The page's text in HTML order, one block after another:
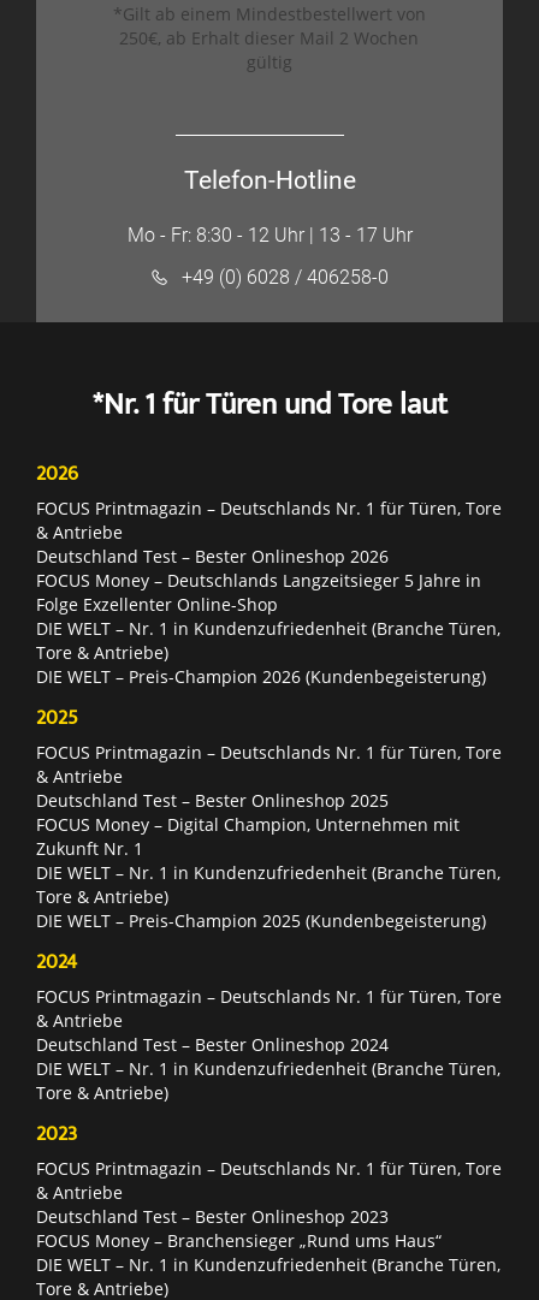
*Gilt ab einem Mindestbestellwert von
250€, ab Erhalt dieser Mail 2 Wochen
gültig
Telefon-Hotline
Mo - Fr: 8:30 - 12 Uhr | 13 - 17 Uhr
+49 (0) 6028 / 406258-0
*Nr. 1 für Türen und Tore laut
2026
FOCUS Printmagazin – Deutschlands Nr. 1 für Türen, Tore
& Antriebe
Deutschland Test – Bester Onlineshop 2026
FOCUS Money – Deutschlands Langzeitsieger 5 Jahre in
Folge Exzellenter Online-Shop
DIE WELT – Nr. 1 in Kundenzufriedenheit (Branche Türen,
Tore & Antriebe)
DIE WELT – Preis-Champion 2026 (Kundenbegeisterung)
2025
FOCUS Printmagazin – Deutschlands Nr. 1 für Türen, Tore
& Antriebe
Deutschland Test – Bester Onlineshop 2025
FOCUS Money – Digital Champion, Unternehmen mit
Zukunft Nr. 1
DIE WELT – Nr. 1 in Kundenzufriedenheit (Branche Türen,
Tore & Antriebe)
DIE WELT – Preis-Champion 2025 (Kundenbegeisterung)
2024
FOCUS Printmagazin – Deutschlands Nr. 1 für Türen, Tore
& Antriebe
Deutschland Test – Bester Onlineshop 2024
DIE WELT – Nr. 1 in Kundenzufriedenheit (Branche Türen,
Tore & Antriebe)
2023
FOCUS Printmagazin – Deutschlands Nr. 1 für Türen, Tore
& Antriebe
Deutschland Test – Bester Onlineshop 2023
FOCUS Money – Branchensieger „Rund ums Haus“
DIE WELT – Nr. 1 in Kundenzufriedenheit (Branche Türen,
Tore & Antriebe)